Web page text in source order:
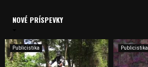
i
e
:
NOVÉ PRÍSPEVKY
Publicistika Publicistika